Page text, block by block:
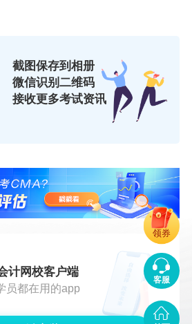
截图保存到相册
微信识别二维码
接收更多考试资讯
计网校客户端
员都在用的app
客服
领券